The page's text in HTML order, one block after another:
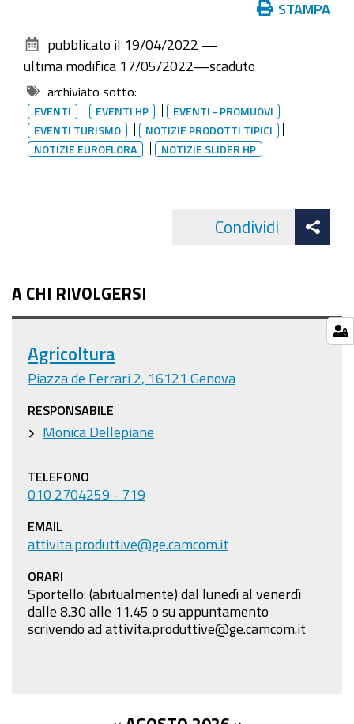
e
nel
cuore
di
Albaro
documento
STAMPA
pubblicato il 19/04/2022 —
ultima modifica 17/05/2022—scaduto
archiviato sotto:
EVENTI EVENTI HP
EVENTI - PROMUOVI
EVENTI TURISMO
NOTIZIE PRODOTTI TIPICI
NOTIZIE EUROFLORA
NOTIZIE SLIDER HP
Condividi
A CHI RIVOLGERSI
Agricoltura
Piazza de Ferrari 2, 16121 Genova
RESPONSABILE
Monica Dellepiane
TELEFONO
010 2704259 - 719
EMAIL
attivita.produttive@ge.camcom.it
ORARI
Sportello: (abitualmente) dal lunedì al venerdì
dalle 8.30 alle 11.45 o su appuntamento
scrivendo ad attivita.produttive@ge.camcom.it